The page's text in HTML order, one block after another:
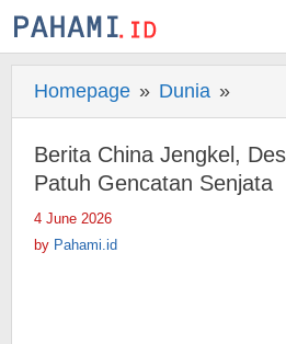
Skip
to
Homepage » Dunia »
China
Desak
Berita China Jengkel,
Patuh Gencatan Senjata
4 June 2026
by Pahami.id